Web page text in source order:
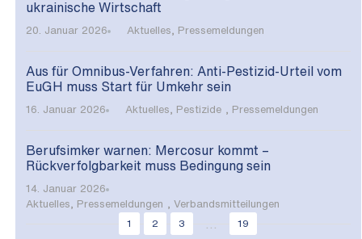
ukrainische Wirtschaft
20. Januar 2026 Aktuelles Pressemeldungen
Aus für Omnibus-Verfahren: Anti-Pestizid-Urteil vom
EuGH muss Start für Umkehr sein
16. Januar 2026 Aktuelles Pestizide Pressemeldungen
Berufsimker warnen: Mercosur kommt –
Rückverfolgbarkeit muss Bedingung sein
14. Januar 2026
Aktuelles
Pressemeldungen
Verbandsmitteilungen
1
2 3 19